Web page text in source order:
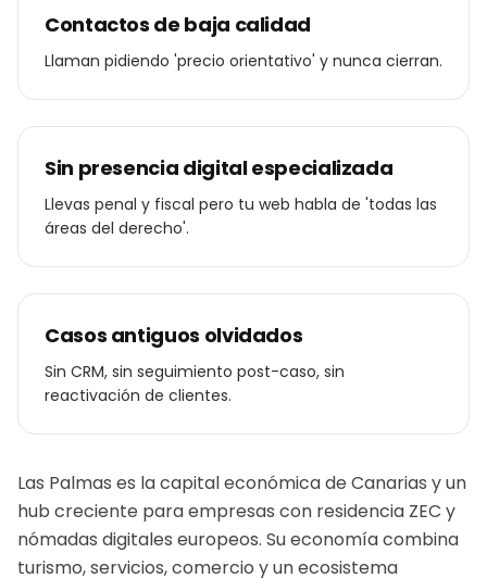
Contactos de baja calidad
Llaman pidiendo 'precio orientativo' y nunca cierran.
Sin presencia digital especializada
Llevas penal y fiscal pero tu web habla de 'todas las
áreas del derecho'.
Casos antiguos olvidados
Sin CRM, sin seguimiento post-caso, sin
reactivación de clientes.
Las Palmas es la capital económica de Canarias y un
hub creciente para empresas con residencia ZEC y
nómadas digitales europeos. Su economía combina
turismo, servicios, comercio y un ecosistema